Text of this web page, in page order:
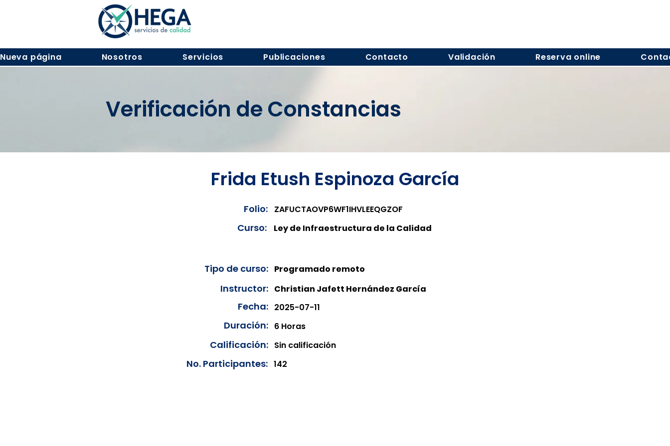
Nueva página Nosotros Servicios Publicaciones Contacto Validación Reserva online
Verificación de Constancias
Frida Etush Espinoza García
Folio: ZAFUCTAOVP6WF1IHVLEEQGZOF
Curso: Ley de Infraestructura de la Calidad
Tipo de curso: Programado remoto
Instructor: Christian Jafett Hernández García
Fecha: 2025-07-11
Duración: 6 Horas
Calificación: Sin calificación
No. Participantes: 142